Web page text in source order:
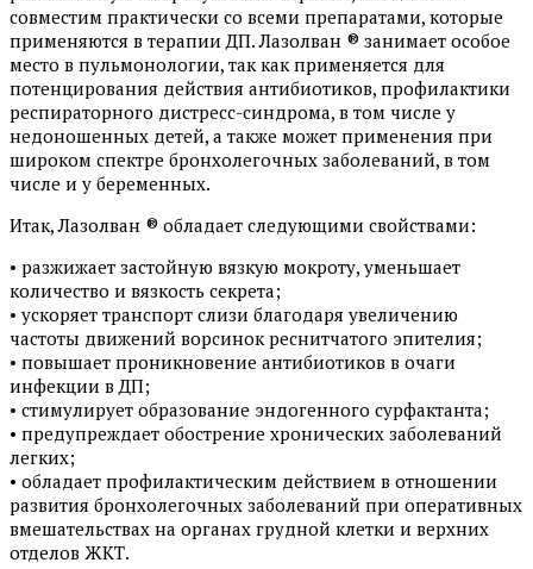
совместим практически со всеми препаратами, которые
применяются в терапии ДП. Лазолван ® занимает особое
место в пульмонологии, так как применяется для
потенцирования действия антибиотиков, профилактики
респираторного дистресс-синдрома, в том числе у
недоношенных детей, а также может применения при
широком спектре бронхолегочных заболеваний, в том
числе и у беременных.
Итак, Лазолван ® обладает следующими свойствами:
• разжижает застойную вязкую мокроту, уменьшает
количество и вязкость секрета;
• ускоряет транспорт слизи благодаря увеличению
частоты движений ворсинок реснитчатого эпителия;
• повышает проникновение антибиотиков в очаги
инфекции в ДП;
• стимулирует образование эндогенного сурфактанта;
• предупреждает обострение хронических заболеваний
легких;
• обладает профилактическим действием в отношении
развития бронхолегочных заболеваний при оперативных
вмешательствах на органах грудной клетки и верхних
отделов ЖКТ.